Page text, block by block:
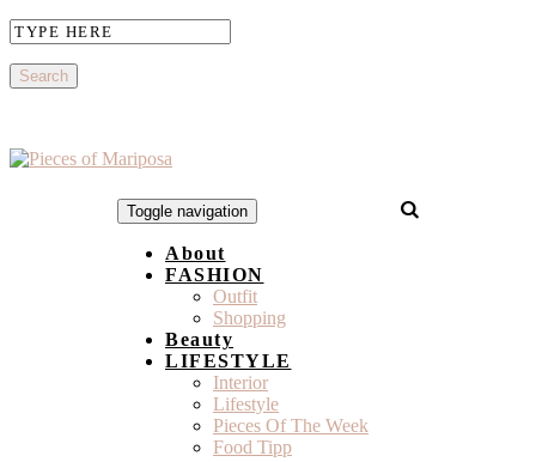
Toggle navigation
About
FASHION
Outfit
Shopping
Beauty
LIFESTYLE
Interior
Lifestyle
Pieces Of The Week
Food Tipp